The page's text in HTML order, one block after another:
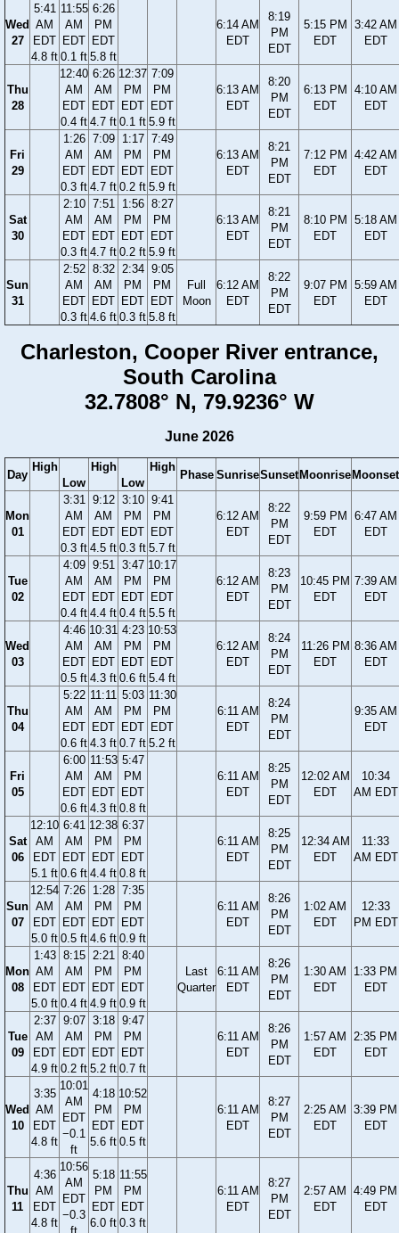
Wed
27
5:41
AM
EDT
4.8 ft
11:55
AM
EDT
0.1 ft
6:26
PM
EDT
5.8 ft
6:14 AM
EDT
8:19
PM
EDT
5:15 PM
EDT
3:42 AM
EDT
Thu
28
12:40
AM
EDT
0.4 ft
6:26
AM
EDT
4.7 ft
12:37
PM
EDT
0.1 ft
7:09
PM
EDT
5.9 ft
6:13 AM
EDT
8:20
PM
EDT
6:13 PM
EDT
4:10 AM
EDT
Fri
29
1:26
AM
EDT
0.3 ft
7:09
AM
EDT
4.7 ft
1:17
PM
EDT
0.2 ft
7:49
PM
EDT
5.9 ft
6:13 AM
EDT
8:21
PM
EDT
7:12 PM
EDT
4:42 AM
EDT
Sat
30
2:10
AM
EDT
0.3 ft
7:51
AM
EDT
4.7 ft
1:56
PM
EDT
0.2 ft
8:27
PM
EDT
5.9 ft
6:13 AM
EDT
8:21
PM
EDT
8:10 PM
EDT
5:18 AM
EDT
Sun
31
2:52
AM
EDT
0.3 ft
8:32
AM
EDT
4.6 ft
2:34
PM
EDT
0.3 ft
9:05
PM
EDT
5.8 ft
Full
Moon
6:12 AM
EDT
8:22
PM
EDT
9:07 PM
EDT
5:59 AM
EDT
Charleston, Cooper River entrance,
South Carolina
32.7808° N, 79.9236° W
June 2026
Day
High
Low
High
Low
High
Phase SunriseSunsetMoonriseMoonset
Mon
01
3:31
AM
EDT
0.3 ft
9:12
AM
EDT
4.5 ft
3:10
PM
EDT
0.3 ft
9:41
PM
EDT
5.7 ft
6:12 AM
EDT
8:22
PM
EDT
9:59 PM
EDT
6:47 AM
EDT
Tue
02
4:09
AM
EDT
0.4 ft
9:51
AM
EDT
4.4 ft
3:47
PM
EDT
0.4 ft
10:17
PM
EDT
5.5 ft
6:12 AM
EDT
8:23
PM
EDT
10:45 PM
EDT
7:39 AM
EDT
Wed
03
4:46
AM
EDT
0.5 ft
10:31
AM
EDT
4.3 ft
4:23
PM
EDT
0.6 ft
10:53
PM
EDT
5.4 ft
6:12 AM
EDT
8:24
PM
EDT
11:26 PM
EDT
8:36 AM
EDT
Thu
04
5:22
AM
EDT
0.6 ft
11:11
AM
EDT
4.3 ft
5:03
PM
EDT
0.7 ft
11:30
PM
EDT
5.2 ft
6:11 AM
EDT
8:24
PM
EDT
9:35 AM
EDT
Fri
05
6:00
AM
EDT
0.6 ft
11:53
AM
EDT
4.3 ft
5:47
PM
EDT
0.8 ft
6:11 AM
EDT
8:25
PM
EDT
12:02 AM
EDT
10:34
AM EDT
Sat
06
12:10
AM
EDT
5.1 ft
6:41
AM
EDT
0.6 ft
12:38
PM
EDT
4.4 ft
6:37
PM
EDT
0.8 ft
6:11 AM
EDT
8:25
PM
EDT
12:34 AM
EDT
11:33
AM EDT
Sun
07
12:54
AM
EDT
5.0 ft
7:26
AM
EDT
0.5 ft
1:28
PM
EDT
4.6 ft
7:35
PM
EDT
0.9 ft
6:11 AM
EDT
8:26
PM
EDT
1:02 AM
EDT
12:33
PM EDT
Mon
08
1:43
AM
EDT
5.0 ft
8:15
AM
EDT
0.4 ft
2:21
PM
EDT
4.9 ft
8:40
PM
EDT
0.9 ft
Last
Quarter
6:11 AM
EDT
8:26
PM
EDT
1:30 AM
EDT
1:33 PM
EDT
Tue
09
2:37
AM
EDT
4.9 ft
9:07
AM
EDT
0.2 ft
3:18
PM
EDT
5.2 ft
9:47
PM
EDT
0.7 ft
6:11 AM
EDT
8:26
PM
EDT
1:57 AM
EDT
2:35 PM
EDT
Wed
10
3:35
AM
EDT
4.8 ft
10:01
AM
EDT
−0.1
ft
4:18
PM
EDT
5.6 ft
10:52
PM
EDT
0.5 ft
6:11 AM
EDT
8:27
PM
EDT
2:25 AM
EDT
3:39 PM
EDT
Thu
11
4:36
AM
EDT
4.8 ft
10:56
AM
EDT
−0.3
5:18
PM
EDT
6.0 ft
11:55
PM
EDT
0.3 ft
6:11 AM
EDT
8:27
PM
EDT
2:57 AM
EDT
4:49 PM
EDT